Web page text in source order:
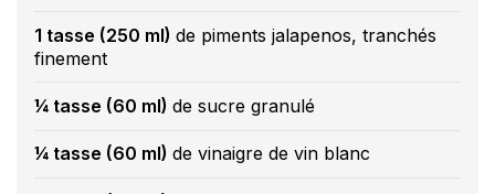
1 tasse (250 ml) de piments jalapenos, tranchés
finement
¼ tasse (60 ml) de sucre granulé
¼ tasse (60 ml) de vinaigre de vin blanc